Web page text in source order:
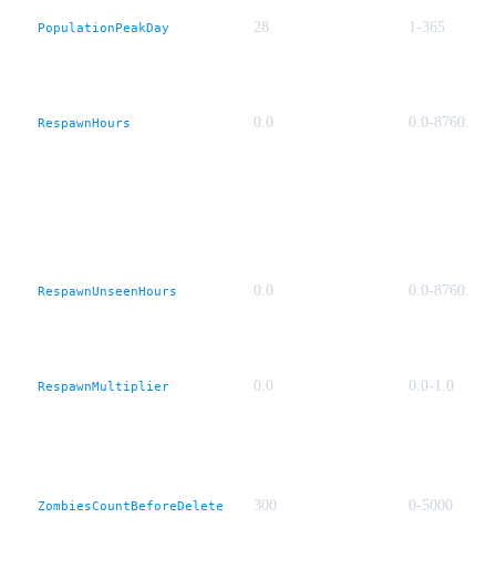
PopulationPeakDay 28 1-365
RespawnHours 0.0 0.0-8760.0
RespawnUnseenHours 0.0 0.0-8760.0
RespawnMultiplier 0.0 0.0-1.0
ZombiesCountBeforeDelete 300 0-5000